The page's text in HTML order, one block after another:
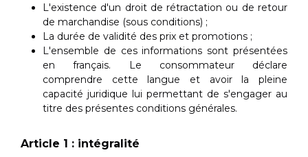
L'existence d'un droit de rétractation ou de retour
de marchandise (sous conditions) ;
La durée de validité des prix et promotions ;
L'ensemble de ces informations sont présentées
en français. Le consommateur déclare
comprendre cette langue et avoir la pleine
capacité juridique lui permettant de s'engager au
titre des présentes conditions générales.
Article 1 : intégralité